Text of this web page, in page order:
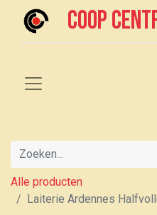
Coop
Alle producten
Laiterie Ardennes